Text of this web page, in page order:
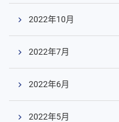
2022年10月
2022年7月
2022年6月
2022年5月